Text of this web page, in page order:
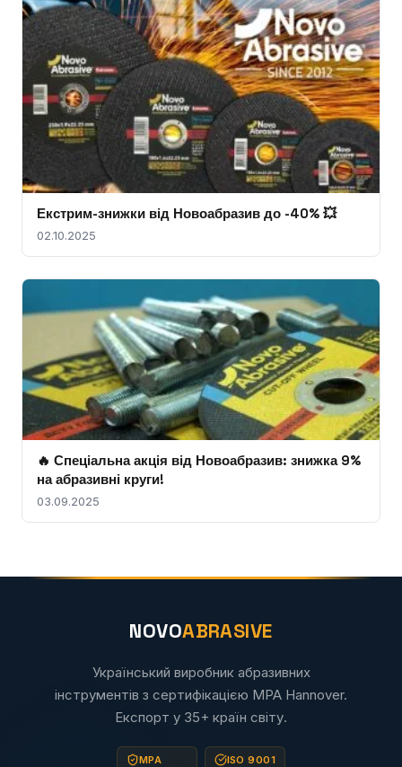
Екстрим-знижки від Новоабразив до -40% 💥
02.10.2025
🔥 Спеціальна акція від Новоабразив: знижка 9%
на абразивні круги!
03.09.2025
NOVOABRASIVE
Український виробник абразивних
інструментів з сертифікацією MPA Hannover.
Експорт у 35+ країн світу.
MPA ISO 9001